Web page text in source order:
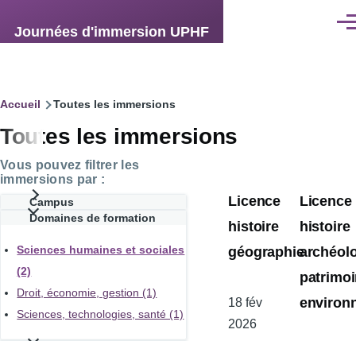
Journées d'immersion UPHF
Fil
d'Ariane
Accueil Toutes les immersions
Toutes les immersions
Vous pouvez filtrer les
immersions par :
Campus
Domaines de formation
Sciences humaines et sociales
(2)
Droit, économie, gestion (1)
Sciences, technologies, santé (1)
Licence
histoire
géographie
Date
de
18 fév
2026
Licence
histoire